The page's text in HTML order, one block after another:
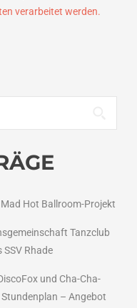
verarbeitet werden.
Hot Ballroom-Projekt
Tanzclub
SSV Rhade
und Cha-Cha-
Stundenplan – Angebot